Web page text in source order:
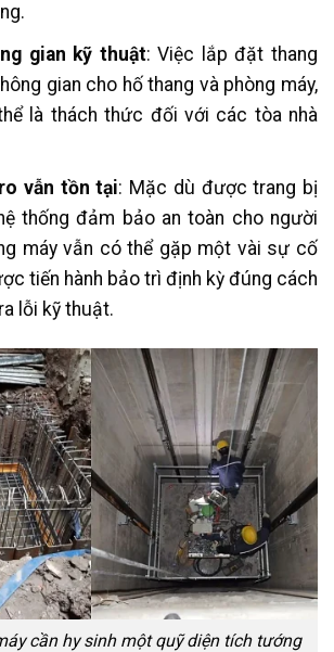
gian kỹ thuật: Việc lắp đặt thang
gian cho hố thang và phòng máy,
là thách thức đối với các tòa nhà
vẫn tồn tại: Mặc dù được trang bị
thống đảm bảo an toàn cho người
máy vẫn có thể gặp một vài sự cố
tiến hành bảo trì định kỳ đúng cách
lỗi kỹ thuật.
cần hy sinh một quỹ diện tích tướng